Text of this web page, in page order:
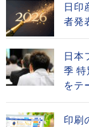
日印
者発
日本
季
をテ
印刷